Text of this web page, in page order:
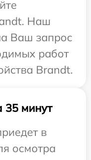
Наш
Ваш запрос
работ
Brandt.
35 минут
в
осмотра